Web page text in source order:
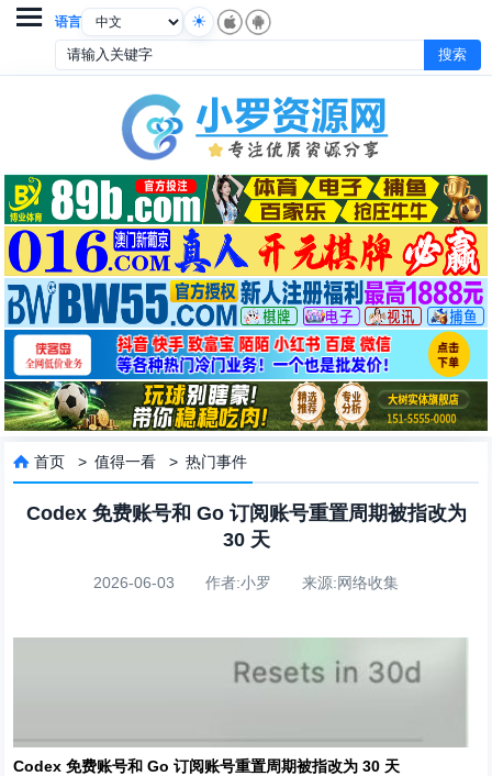
语言

 首页 >值得一看 >热门事件
Codex 免费账号和 Go 订阅账号重置周期被指改为
30 天
2026-06-03 作者:小罗 来源:网络收集
Codex 免费账号和 Go 订阅账号重置周期被指改为 30 天